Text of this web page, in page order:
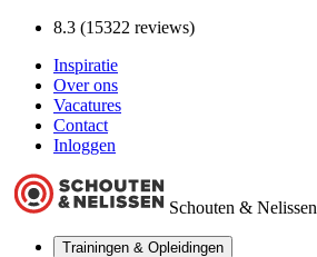
8.3 (15322 reviews)
Inspiratie
Over ons
Vacatures
Contact
Inloggen
Schouten & Nelissen
Trainingen & Opleidingen